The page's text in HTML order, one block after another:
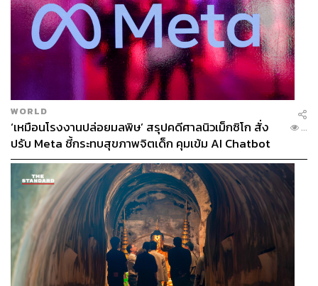
WORLD
‘เหมือนโรงงานปล่อยมลพิษ’ สรุปคดีศาลนิวเม็กซิโก สั่ง
ปรับ Meta ชี้กระทบสุขภาพจิตเด็ก คุมเข้ม AI Chatbot
...